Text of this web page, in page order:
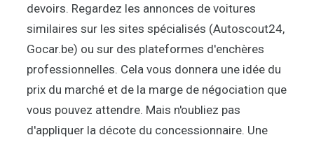
devoirs. Regardez les annonces de voitures
similaires sur les sites spécialisés (Autoscout24,
Gocar.be) ou sur des plateformes d'enchères
professionnelles. Cela vous donnera une idée du
prix du marché et de la marge de négociation que
vous pouvez attendre. Mais n'oubliez pas
d'appliquer la décote du concessionnaire. Une